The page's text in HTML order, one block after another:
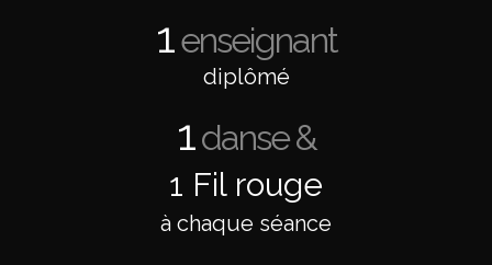
1enseignant
diplômé
1danse &
1 Fil rouge
à chaque séance